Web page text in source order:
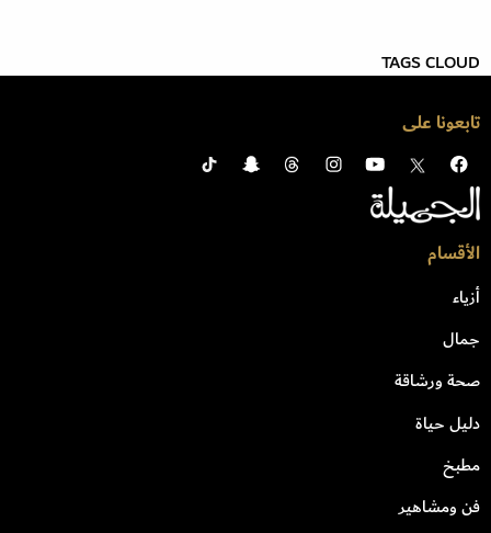
TAGS CLOUD
تابعونا على
الأقسام
أزياء
جمال
صحة ورشاقة
دليل حياة
مطبخ
فن ومشاهير